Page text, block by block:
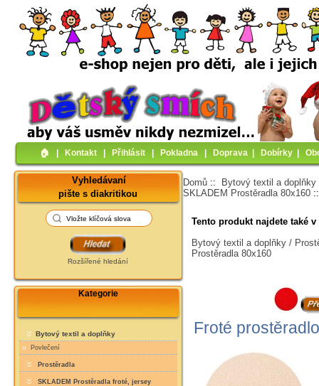
🏠︎ Kontakt Přihlásit Pokladna Doprava Dobírky
Vyhledávaní
pište s diakritikou
Rozšířené hledání
Kategorie
Bytový textil a doplňky
Povlečení
Prostěradla
SKLADEM Prostěradla froté, jersey
Domů :: Bytový textil a doplňky
SKLADEM Prostěradla 80x160
Tento produkt najdete také
Bytový textil a doplňky /
Prostěradla 80x160
Froté